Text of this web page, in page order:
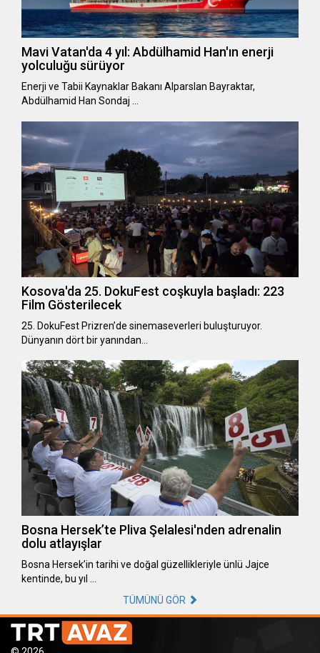
Mavi Vatan'da 4 yıl: Abdülhamid Han'ın enerji
yolculuğu sürüyor
Enerji ve Tabii Kaynaklar Bakanı Alparslan Bayraktar,
Abdülhamid Han Sondaj …
Kosova'da 25. DokuFest coşkuyla başladı: 223
Film Gösterilecek
25. DokuFest Prizren’de sinemaseverleri buluşturuyor.
Dünyanın dört bir yanından…
Bosna Hersek’te Pliva Şelalesi'nden adrenalin
dolu atlayışlar
Bosna Hersek’in tarihi ve doğal güzellikleriyle ünlü Jajce
kentinde, bu yıl …
TÜMÜNÜ GÖR